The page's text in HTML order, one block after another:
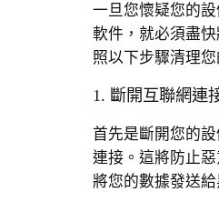
一旦您懷疑您的
軟件，就必須盡
照以下步驟清理您
1. 斷開互聯網連
首先是斷開您的
連接。這將防止
將您的數據發送給